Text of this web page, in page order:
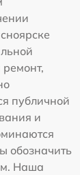
публичной
и
обозначить
Наша